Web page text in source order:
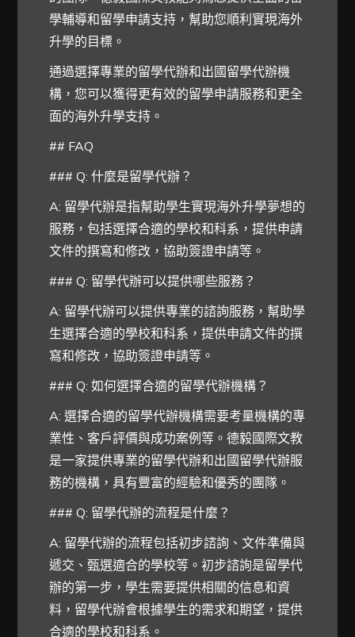
學輔導和留學申請支持，幫助您順利實現海外
升學的目標。
通過選擇專業的留學代辦和出國留學代辦機
構，您可以獲得更有效的留學申請服務和更全
面的海外升學支持。
## FAQ
### Q: 什麼是留學代辦？
A: 留學代辦是指幫助學生實現海外升學夢想的
服務，包括選擇合適的學校和科系，提供申請
文件的撰寫和修改，協助簽證申請等。
### Q: 留學代辦可以提供哪些服務？
A: 留學代辦可以提供專業的諮詢服務，幫助學
生選擇合適的學校和科系，提供申請文件的撰
寫和修改，協助簽證申請等。
### Q: 如何選擇合適的留學代辦機構？
A: 選擇合適的留學代辦機構需要考量機構的專
業性、客戶評價與成功案例等。德毅國際文教
是一家提供專業的留學代辦和出國留學代辦服
務的機構，具有豐富的經驗和優秀的團隊。
### Q: 留學代辦的流程是什麼？
A: 留學代辦的流程包括初步諮詢、文件準備與
遞交、甄選適合的學校等。初步諮詢是留學代
辦的第一步，學生需要提供相關的信息和資
料，留學代辦會根據學生的需求和期望，提供
合適的學校和科系。